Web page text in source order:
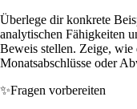
Überlege dir konkrete
analytischen Fähigkeiten
Beweis stellen. Zeige,
Monatsabschlüsse oder
✨Fragen vorbereiten